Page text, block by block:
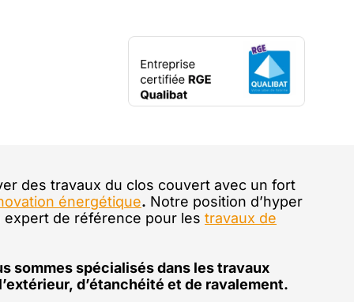
des travaux du clos couvert avec un fort
énergétique. Notre position d’hyper
de référence pour les travaux de
sommes spécialisés dans les travaux
d’étanchéité et de ravalement.